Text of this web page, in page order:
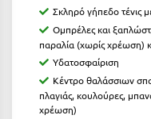
Κυπαρισσία
Κύπρος
Κως
Σκληρό γήπεδο τένις
Ομπρέλες και
παραλία (χωρίς χρέωση)
Υδατοσφαίριση
Κέντρο θαλάσσιων
πλαγιάς, κουλούρες,
χρέωση)